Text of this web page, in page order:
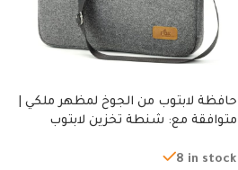
حافظة لابتوب من الجوخ لمظهر ملكي |
متوافقة مع: شنطة تخزين لابتوب
من الجوخ لجهاز نوت بوك والتابلت،
8 in stock